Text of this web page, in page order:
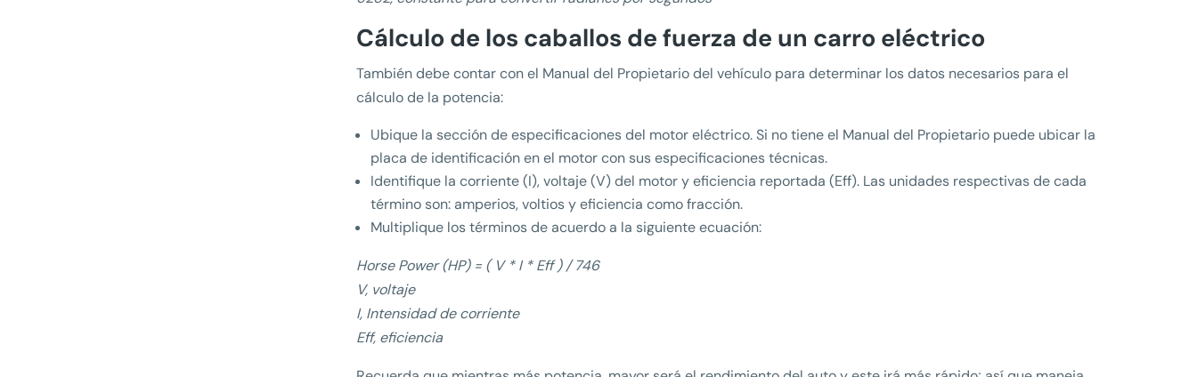
Cálculo de los caballos de fuerza de un carro eléctrico
También debe contar con el Manual del Propietario del vehículo para determinar los datos necesarios para el
cálculo de la potencia:
Ubique la sección de especificaciones del motor eléctrico. Si no tiene el Manual del Propietario puede ubicar la
placa de identificación en el motor con sus especificaciones técnicas.
Identifique la corriente (I), voltaje (V) del motor y eficiencia reportada (Eff). Las unidades respectivas de cada
término son: amperios, voltios y eficiencia como fracción.
Multiplique los términos de acuerdo a la siguiente ecuación:
Horse Power (HP) = ( V * I * Eff ) / 746
V, voltaje
I, Intensidad de corriente
Eff, eficiencia